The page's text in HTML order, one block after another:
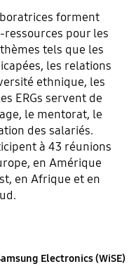
forment
pour les
tels que les
les relations
ethnique, les
ERGs servent de
le mentorat, le
des salariés.
à 43 réunions
en Amérique
en Afrique et en
Electronics (WiSE)